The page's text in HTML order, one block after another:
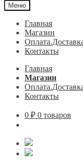
Меню
Главная
Магазин
Контакты
Главная
Магазин
Контакты
0 ₽ 0 товаров